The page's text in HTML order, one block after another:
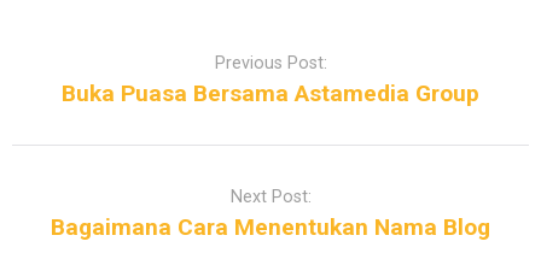
n
Previous Post:
Buka Puasa Bersama Astamedia Group
Next Post:
Bagaimana Cara Menentukan Nama Blog